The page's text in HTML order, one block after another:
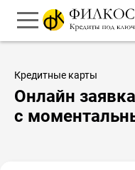
Кредитные карты
Онлайн
с